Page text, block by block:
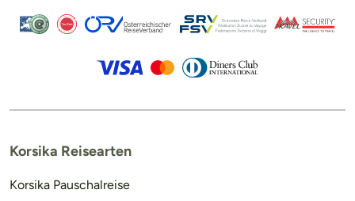
Korsika Reisearten
Korsika Pauschalreise